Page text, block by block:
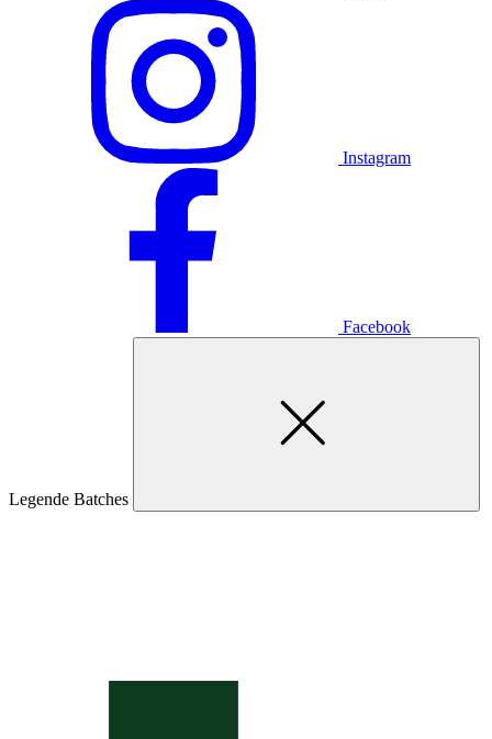
Instagram
Facebook
Legende Batches